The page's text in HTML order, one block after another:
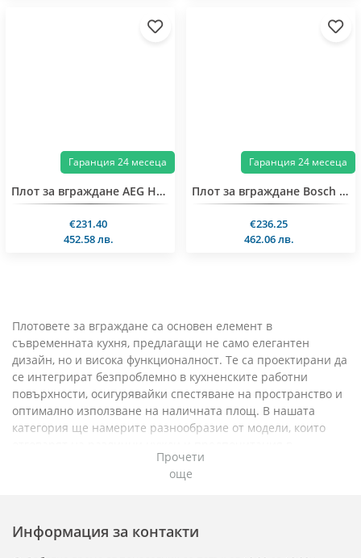
Гаранция 24 месеца
Плот за вграждане AEG HRB32310CB
€231.40
452.58 лв.
Гаранция 24 месеца
Плот за вграждане Bosch PKM631BB2E
€236.25
462.06 лв.
Плотовете за вграждане са основен елемент в
съвременната кухня, предлагащи не само елегантен
дизайн, но и висока функционалност. Те са проектирани да
се интегрират безпроблемно в кухненските работни
повърхности, осигурявайки спестяване на пространство и
оптимално използване на наличната площ. В нашата
категория ще намерите разнообразие от модели, които
индукционни. Газовите плотове предлагат бързо
загряване и прецизно контролиране на температурата,
Прочети
още
Информация за контакти